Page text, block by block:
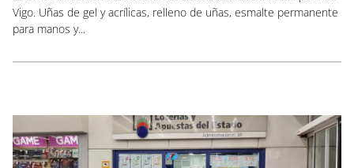
Vigo. Uñas de gel y acrílicas, relleno de uñas, esmalte permanente
para manos y...